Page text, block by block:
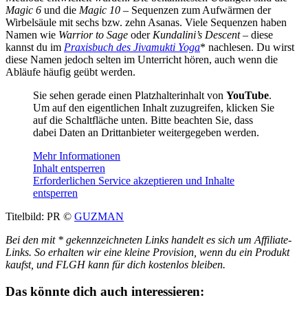
Magic 6 und die Magic 10 – Sequenzen zum Aufwärmen der
Wirbelsäule mit sechs bzw. zehn Asanas. Viele Sequenzen haben
Namen wie Warrior to Sage oder Kundalini’s Descent– diese
kannst du im Praxisbuch des Jivamukti Yoga* nachlesen. Du wirst
diese Namen jedoch selten im Unterricht hören, auch wenn die
Abläufe häufig geübt werden.
Sie sehen gerade einen Platzhalterinhalt von YouTube.
Um auf den eigentlichen Inhalt zuzugreifen, klicken Sie
auf die Schaltfläche unten. Bitte beachten Sie, dass
dabei Daten an Drittanbieter weitergegeben werden.
Mehr Informationen
Inhalt entsperren
Erforderlichen Service akzeptieren und Inhalte
entsperren
Titelbild: PR © GUZMAN
Bei den mit * gekennzeichneten Links handelt es sich um Affiliate-
Links. So erhalten wir eine kleine Provision, wenn du ein Produkt
kaufst, und FLGH kann für dich kostenlos bleiben.
Das könnte dich auch interessieren: